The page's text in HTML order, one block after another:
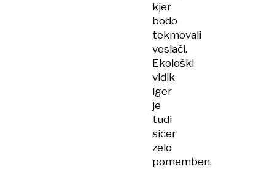
kjer
bodo
tekmovali
veslači.
Ekološki
vidik
iger
je
tudi
sicer
zelo
pomemben.